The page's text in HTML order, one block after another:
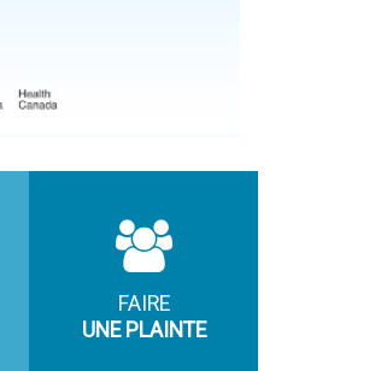
FAIRE
UNE PLAINTE